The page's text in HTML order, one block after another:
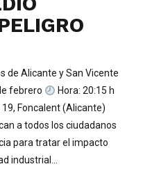
de Alicante y San Vicente
febrero
Hora: 20:15 h
Foncalent (Alicante)
a todos los ciudadanos
para tratar el impacto
industrial...